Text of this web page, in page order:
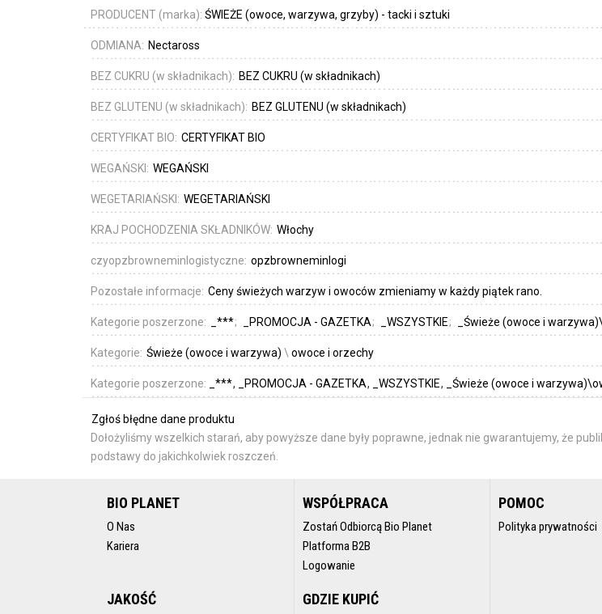
PRODUCENT (marka): ŚWIEŻE (owoce, warzywa, grzyby) - tacki i sztuki
ODMIANA: Nectaross
BEZ CUKRU (w składnikach): BEZ CUKRU (w składnikach)
BEZ GLUTENU (w składnikach): BEZ GLUTENU (w składnikach)
CERTYFIKAT BIO: CERTYFIKAT BIO
WEGAŃSKI: WEGAŃSKI
WEGETARIAŃSKI: WEGETARIAŃSKI
KRAJ POCHODZENIA SKŁADNIKÓW: Włochy
czyopzbrowneminlogistyczne: opzbrowneminlogi
Pozostałe informacje: Ceny świeżych warzyw i owoców zmieniamy w każdy piątek rano.
Kategorie poszerzone: _*** _PROMOCJA - GAZETKA _WSZYSTKIE _Świeże (owoce i
Kategorie: Świeże (owoce i warzywa) \ owoce i orzechy
Kategorie poszerzone: _*** _PROMOCJA - GAZETKA _WSZYSTKIE _Świeże (owoce i
Zgłoś błędne dane produktu
Dołożyliśmy wszelkich starań, aby powyższe dane były poprawne, jednak nie gwarantujemy, że
podstawy do jakichkolwiek roszczeń.
BIO PLANET
O Nas
Kariera
WSPÓŁPRACA
Zostań Odbiorcą Bio Planet
Platforma B2B
Logowanie
POMOC
Polityka prywatności
JAKOŚĆ GDZIE KUPIĆ